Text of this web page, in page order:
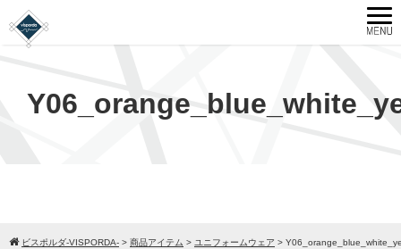
ビスポルダ-VISPORDA- > 商品アイテム > ユニフォームウェア >